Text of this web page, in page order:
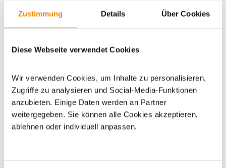
Zustimmung Details Über Cookies
Diese Webseite verwendet Cookies
Wir verwenden Cookies, um Inhalte zu personalisieren,
Zugriffe zu analysieren und Social-Media-Funktionen
anzubieten. Einige Daten werden an Partner
weitergegeben. Sie können alle Cookies akzeptieren,
ablehnen oder individuell anpassen.
Outdoor |Dutch Oven|Dutch Oven Zubehör|Outdoormöbel
Arbeitstische & Theken|Grilltische/Grillablagen